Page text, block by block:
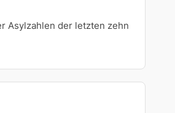
Asylzahlen der letzten zehn